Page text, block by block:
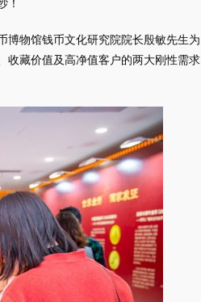
！
物馆钱币文化研究院院长殷敏先生为
收藏价值及高净值客户的两大刚性需求